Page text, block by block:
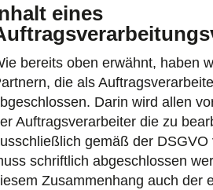
eines
bereits oben erwähnt, haben
die als
Darin wird allen
Auftragsverarbeiter die zu
gemäß der
schriftlich abgeschlossen
Zusammenhang auch der